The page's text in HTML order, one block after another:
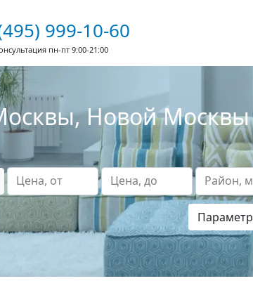
999-10-60
пн-пт 9:00-21:00
Новой
Цена, от Цена, до Район,